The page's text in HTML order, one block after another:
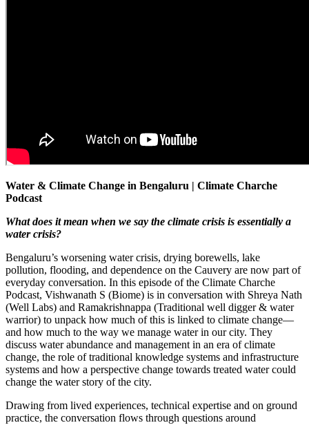
Water & Climate Change in Bengaluru | Climate Charche
Podcast
What does it mean when we say the climate crisis is essentially a
water crisis?
Bengaluru’s worsening water crisis, drying borewells, lake
pollution, flooding, and dependence on the Cauvery are now part of
everyday conversation. In this episode of the Climate Charche
Podcast, Vishwanath S (Biome) is in conversation with Shreya Nath
(Well Labs) and Ramakrishnappa (Traditional well digger & water
warrior) to unpack how much of this is linked to climate change—
and how much to the way we manage water in our city. They
discuss water abundance and management in an era of climate
change, the role of traditional knowledge systems and infrastructure
systems and how a perspective change towards treated water could
change the water story of the city.
Drawing from lived experiences, technical expertise and on ground
practice, the conversation flows through questions around